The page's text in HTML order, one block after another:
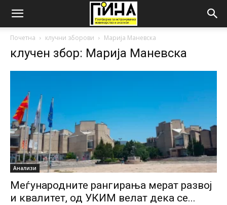
Почетна клучни зборови Марија Маневска
клучен збор: Марија Маневска
Анализи
Меѓународните рангирања мерат развој
и квалитет, од УКИМ велат дека се...